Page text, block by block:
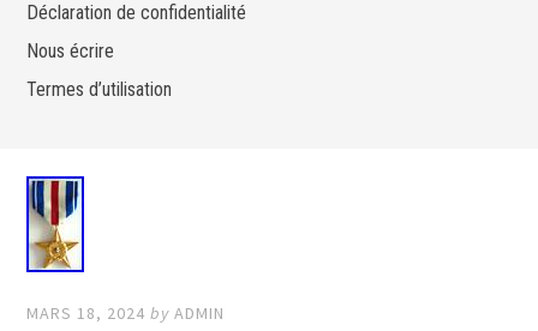
Déclaration de confidentialité
Nous écrire
Termes d’utilisation
MARS 18, 2024 byADMIN